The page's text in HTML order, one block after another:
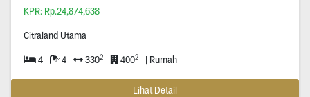
KPR: Rp.24,874,638
Citraland Utama
4 4 3302 4002 | Rumah
Lihat Detail